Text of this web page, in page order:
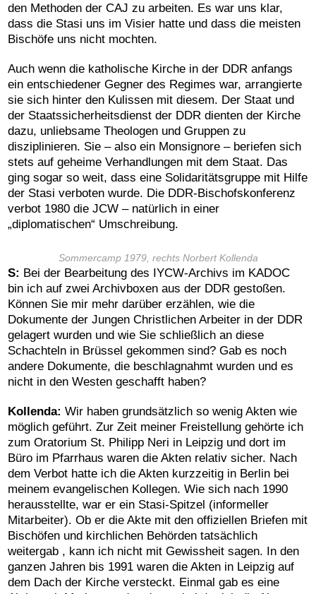
den Methoden der CAJ zu arbeiten. Es war uns klar,
dass die Stasi uns im Visier hatte und dass die meisten
Bischöfe uns nicht mochten.
Auch wenn die katholische Kirche in der DDR anfangs
ein entschiedener Gegner des Regimes war, arrangierte
sie sich hinter den Kulissen mit diesem. Der Staat und
der Staatssicherheitsdienst der DDR dienten der Kirche
dazu, unliebsame Theologen und Gruppen zu
disziplinieren. Sie – also ein Monsignore – beriefen sich
stets auf geheime Verhandlungen mit dem Staat. Das
ging sogar so weit, dass eine Solidaritätsgruppe mit Hilfe
der Stasi verboten wurde. Die DDR-Bischofskonferenz
verbot 1980 die JCW – natürlich in einer
„diplomatischen“ Umschreibung.
Sommercamp 1979, rechts Norbert Kollenda
S: Bei der Bearbeitung des IYCW-Archivs im KADOC
bin ich auf zwei Archivboxen aus der DDR gestoßen.
Können Sie mir mehr darüber erzählen, wie die
Dokumente der Jungen Christlichen Arbeiter in der DDR
gelagert wurden und wie Sie schließlich an diese
Schachteln in Brüssel gekommen sind? Gab es noch
andere Dokumente, die beschlagnahmt wurden und es
nicht in den Westen geschafft haben?
Kollenda: Wir haben grundsätzlich so wenig Akten wie
möglich geführt. Zur Zeit meiner Freistellung gehörte ich
zum Oratorium St. Philipp Neri in Leipzig und dort im
Büro im Pfarrhaus waren die Akten relativ sicher. Nach
dem Verbot hatte ich die Akten kurzzeitig in Berlin bei
meinem evangelischen Kollegen. Wie sich nach 1990
herausstellte, war er ein Stasi-Spitzel (informeller
Mitarbeiter). Ob er die Akte mit den offiziellen Briefen mit
Bischöfen und kirchlichen Behörden tatsächlich
weitergab , kann ich nicht mit Gewissheit sagen. In den
ganzen Jahren bis 1991 waren die Akten in Leipzig auf
dem Dach der Kirche versteckt. Einmal gab es eine